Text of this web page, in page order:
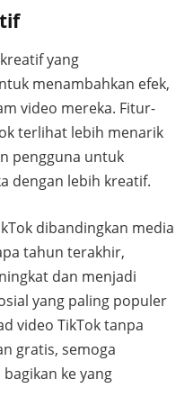
yang
menambahkan efek,
video mereka. Fitur-
terlihat lebih menarik
pengguna untuk
dengan lebih kreatif.
dibandingkan media
tahun terakhir,
dan menjadi
yang paling populer
video TikTok tanpa
gratis, semoga
ke yang